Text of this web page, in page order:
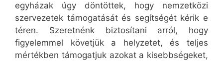
egyházak úgy döntöttek, hogy nemzetközi
szervezetek támogatását és segítségét kérik e
téren. Szeretnénk biztosítani arról, hogy
figyelemmel követjük a helyzetet, és teljes
mértékben támogatjuk azokat a kisebbségeket,